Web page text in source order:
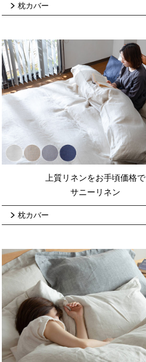
枕カバー
上質リネンをお手頃価格で
サニーリネン
枕カバー